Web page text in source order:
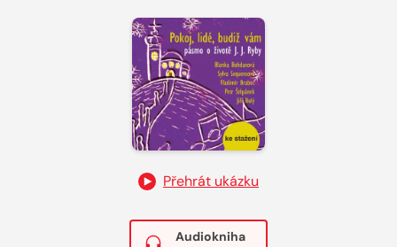
Přehrát ukázku
Audiokniha